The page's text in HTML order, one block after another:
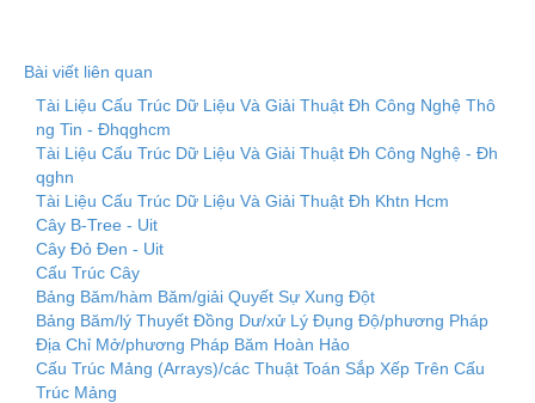
Bài viết liên quan
Tài Liệu Cấu Trúc Dữ Liệu Và Giải Thuật Đh Công Nghệ Thô
ng Tin - Đhqghcm
Tài Liệu Cấu Trúc Dữ Liệu Và Giải Thuật Đh Công Nghệ - Đh
qghn
Tài Liệu Cấu Trúc Dữ Liệu Và Giải Thuật Đh Khtn Hcm
Cây B-Tree - Uit
Cây Đỏ Đen - Uit
Cấu Trúc Cây
Bảng Băm/hàm Băm/giải Quyết Sự Xung Đột
Bảng Băm/lý Thuyết Đồng Dư/xử Lý Đụng Độ/phương Pháp
Địa Chỉ Mở/phương Pháp Băm Hoàn Hảo
Cấu Trúc Mảng (Arrays)/các Thuật Toán Sắp Xếp Trên Cấu
Trúc Mảng